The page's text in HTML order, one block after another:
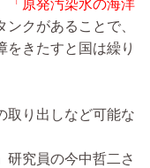
「原発汚染水の海洋
ンクがあることで、
をきたすと国は繰り
り出しなど可能な
究員の今中哲二さ